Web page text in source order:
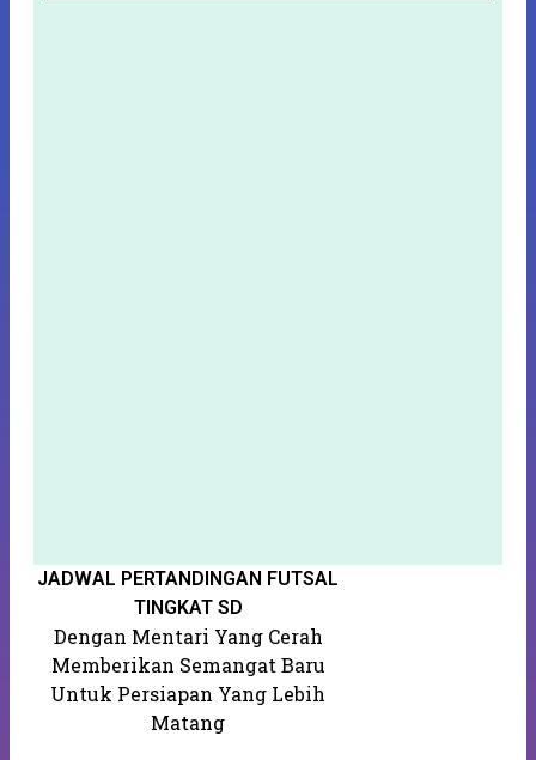
JADWAL PERTANDINGAN FUTSAL
TINGKAT SD
Dengan Mentari Yang Cerah
Memberikan Semangat Baru
Untuk Persiapan Yang Lebih
Matang